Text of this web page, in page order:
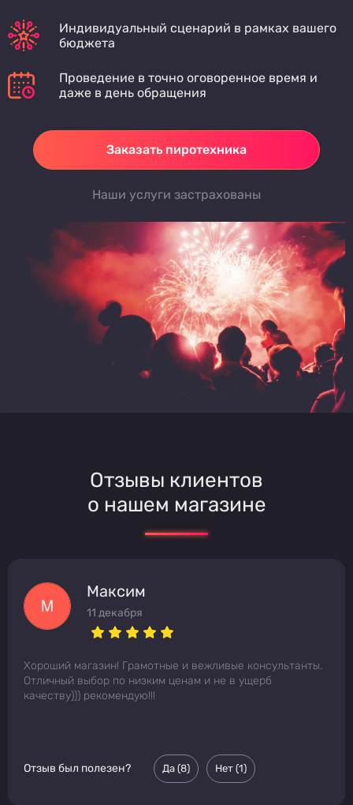
Индивидуальный сценарий в рамках вашего
бюджета
Проведение в точно оговоренное время и
даже в день обращения
Заказать пиротехника
Наши услуги застрахованы
Отзывы клиентов
о нашем магазине
Максим
11 декабря
Хороший магазин! Грамотные и вежливые консультанты.
Отличный выбор по низким ценам и не в ущерб
качеству))) рекомендую!!!
Отзыв был полезен? Да (8) Нет (1)